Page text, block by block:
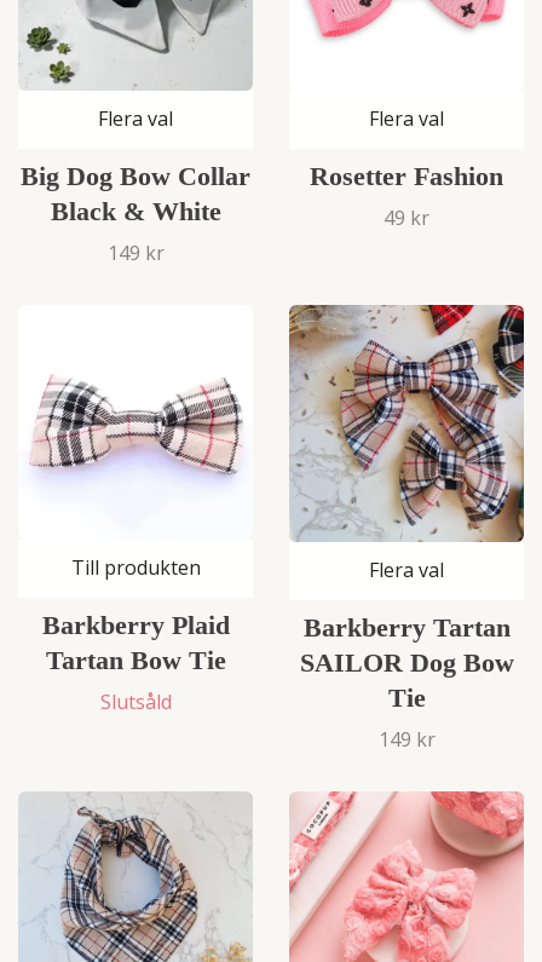
Flera val
Big Dog Bow Collar
Black & White
149 kr
Flera val
Rosetter Fashion
49 kr
Till produkten
Barkberry Plaid
Tartan Bow Tie
Slutsåld
Flera val
Barkberry Tartan
SAILOR Dog Bow
Tie
149 kr